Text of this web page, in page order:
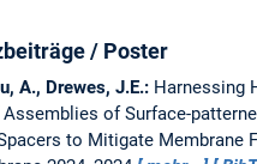
/ Poster
A., Drewes, J.E.: Harnessing
of Surface-
to Mitigate Membrane